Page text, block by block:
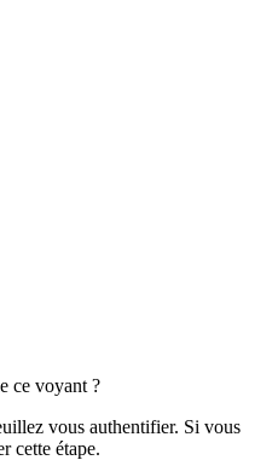
ce voyant ?
vous authentifier. Si vous
cette étape.